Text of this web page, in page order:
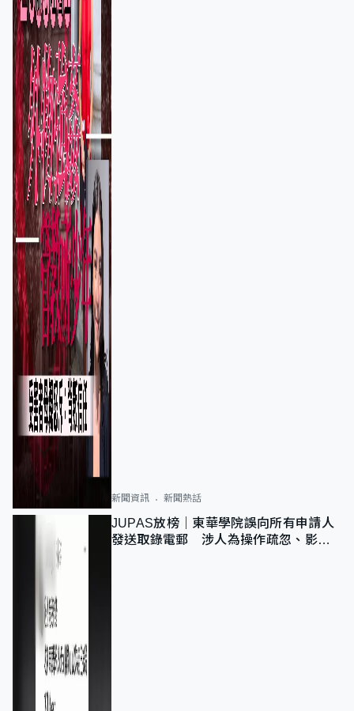
新聞資訊 新聞熱話
JUPAS放榜｜東華學院誤向所有申請人
發送取錄電郵 涉人為操作疏忽、影響